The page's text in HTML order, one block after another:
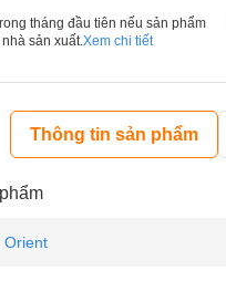
tháng đầu tiên nếu sản phẩm
sản xuất. Xem chi tiết
Thông tin sản phẩm
Orient